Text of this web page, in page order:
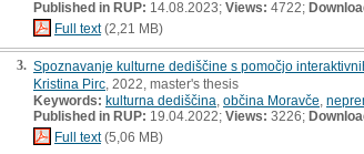
Published in RUP: 14.08.2023; Views: 4722;
Full text(2,21 MB)
3. Spoznavanje kulturne dediščine s pomočjo
Kristina Pirc , 2022, master's thesis
Keywords: kulturna dediščina občina Moravče
Published in RUP: 19.04.2022; Views: 3226;
Full text(5,06 MB)